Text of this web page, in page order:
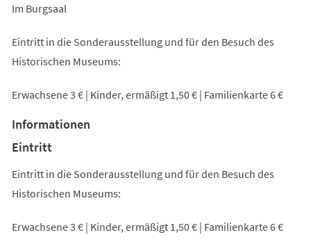
Im Burgsaal
Eintritt in die Sonderausstellung und für den Besuch des
Historischen Museums:
Erwachsene 3 € | Kinder, ermäßigt 1,50 € | Familienkarte 6 €
Informationen
Eintritt
Eintritt in die Sonderausstellung und für den Besuch des
Historischen Museums:
Erwachsene 3 € | Kinder, ermäßigt 1,50 € | Familienkarte 6 €